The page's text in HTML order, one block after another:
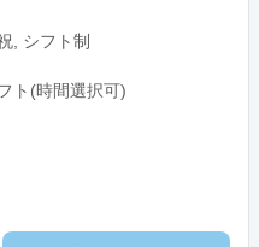
, シフト制
ト(時間選択可)